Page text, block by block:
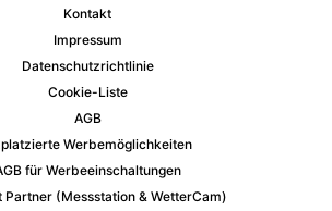
Kontakt
Impressum
Datenschutzrichtlinie
Cookie-Liste
AGB
Werbemöglichkeiten
für Werbeeinschaltungen
Partner (Messstation & WetterCam)